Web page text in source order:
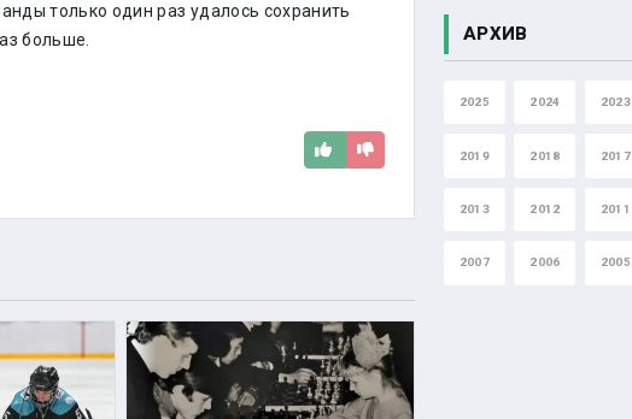
только один раз удалось сохранить
больше.
АРХИВ
2025 2024 2023
2019 2018 2017
2013 2012 2011
2007 2006 2005